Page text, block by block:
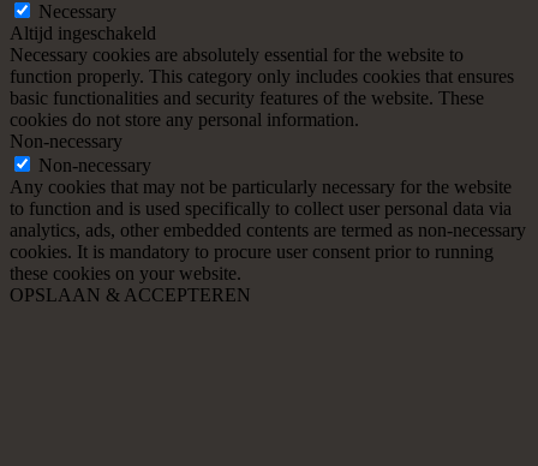
Necessary
Altijd ingeschakeld
Necessary cookies are absolutely essential for the website to
function properly. This category only includes cookies that ensures
basic functionalities and security features of the website. These
cookies do not store any personal information.
Non-necessary
Non-necessary
Any cookies that may not be particularly necessary for the website
to function and is used specifically to collect user personal data via
analytics, ads, other embedded contents are termed as non-necessary
cookies. It is mandatory to procure user consent prior to running
these cookies on your website.
OPSLAAN & ACCEPTEREN